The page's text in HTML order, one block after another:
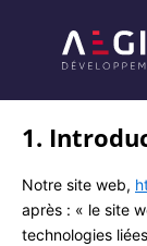
fois le 18 mai
permanents
1.
Notre site web,
après : « le site
technologies